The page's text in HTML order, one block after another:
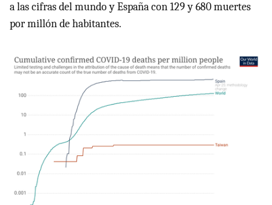
a las cifras del mundo y España con 129 y 680 muertes
por millón de habitantes.